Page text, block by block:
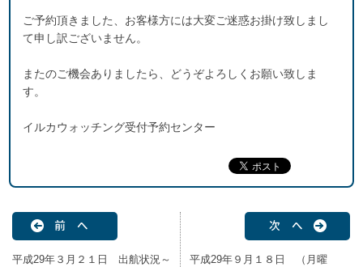
ご予約頂きました、お客様方には大変ご迷惑お掛け致しまし
て申し訳ございません。
またのご機会ありましたら、どうぞよろしくお願い致しま
す。
イルカウォッチング受付予約センター
前 へ
平成29年３月２１日 出航状況～
次 へ
平成29年９月１８日 （月曜